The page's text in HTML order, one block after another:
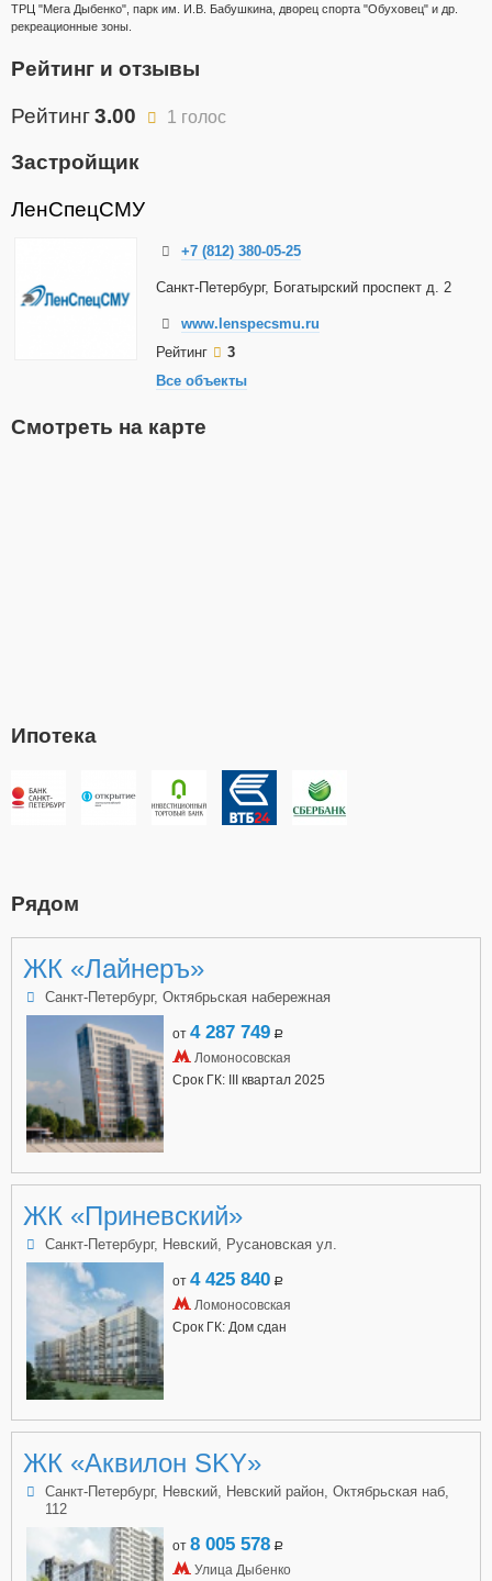
ТРЦ "Мега Дыбенко", парк им. И.В. Бабушкина, дворец спорта "Обуховец" и др.
рекреационные зоны.
Рейтинг и отзывы
Рейтинг3.00 1 голос
Застройщик
ЛенСпецСМУ
+7 (812) 380-05-25
Санкт-Петербург, Богатырский проспект д. 2
www.lenspecsmu.ru
Рейтинг
3
Все объекты
Смотреть на карте
Ипотека
Рядом
ЖК «Лайнеръ»
Санкт-Петербург, Октябрьская набережная
от 4 287 749 a
Ломоносовская
Срок ГК: III квартал 2025
ЖК «Приневский»
Санкт-Петербург, Невский, Русановская ул.
от 4 425 840 a
Ломоносовская
Срок ГК: Дом сдан
ЖК «Аквилон SKY»
Санкт-Петербург, Невский, Невский район, Октябрьская наб,
112
от 8 005 578 a
Улица Дыбенко